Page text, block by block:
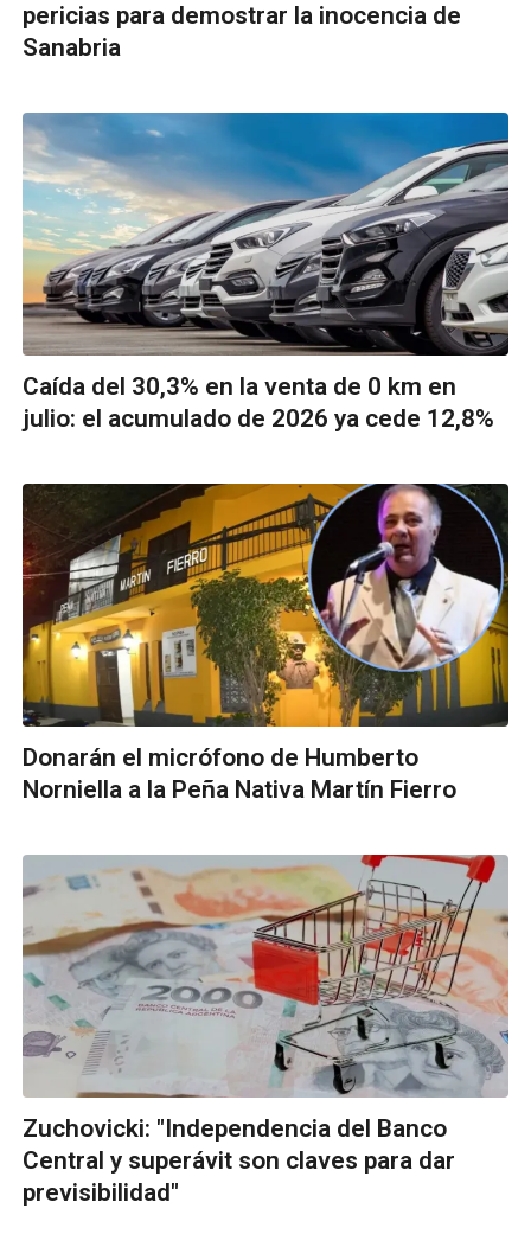
pericias para demostrar la inocencia de
Sanabria
Caída del 30,3% en la venta de 0 km en
julio: el acumulado de 2026 ya cede 12,8%
Donarán el micrófono de Humberto
Norniella a la Peña Nativa Martín Fierro
Zuchovicki: "Independencia del Banco
Central y superávit son claves para dar
previsibilidad"